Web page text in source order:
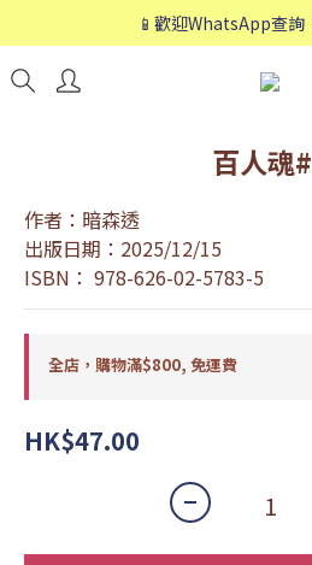
📱歡迎WhatsApp查詢
📱歡迎WhatsApp查詢
❤️會員專享：🛍購物滿
百人魂
作者：暗森透
出版日期：2025/12/15
ISBN： 978-626-02-5783-5
全店，購物滿$800, 免運費
HK$47.00